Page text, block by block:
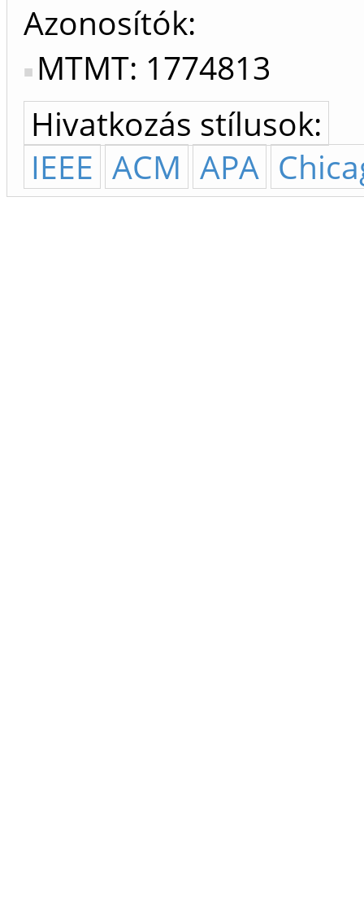
Azonosítók
MTMT: 1774813
Hivatkozás stílusok:
IEEE ACM APA